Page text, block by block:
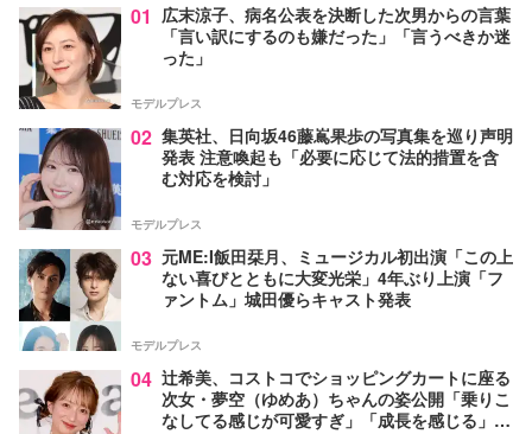
01 広末涼子、病名公表を決断した次男からの言葉
「言い訳にするのも嫌だった」「言うべきか迷
った」
モデルプレス
02 集英社、日向坂46藤嶌果歩の写真集を巡り声明
発表 注意喚起も「必要に応じて法的措置を含
む対応を検討」
モデルプレス
03 元ME:I飯田栞月、ミュージカル初出演「この上
ない喜びとともに大変光栄」4年ぶり上演「フ
ァントム」城田優らキャスト発表
モデルプレス
04 辻希美、コストコでショッピングカートに座る
次女・夢空（ゆめあ）ちゃんの姿公開「乗りこ
なしてる感じが可愛すぎ」「成長を感じる」の